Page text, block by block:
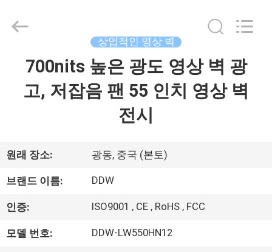
품
저
희
DDW
Technology
상업적인 영상 벽
700nits 높은 광도 영상 벽 광
고, 저잡음 팬 55 인치 영상 벽
전시
원래 장소: 광동, 중국 (본토)
브랜드 이름: DDW
인증: ISO9001 , CE , RoHS , FCC
모델 번호: DDW-LW550HN12